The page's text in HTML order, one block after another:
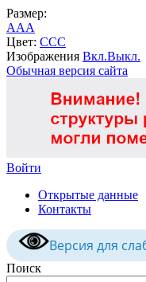
Размер:
AAA
Цвет: CCC
Изображения Вкл.Выкл.
Обычная версия сайта
Войти
Открытые данные
Контакты
Версия для
Поиск